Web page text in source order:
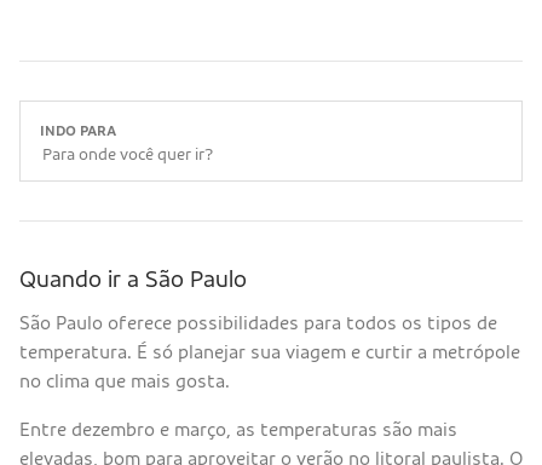
INDO PARA
Quando ir a São Paulo
São Paulo oferece possibilidades para todos os tipos de
temperatura. É só planejar sua viagem e curtir a metrópole
no clima que mais gosta.
Entre dezembro e março, as temperaturas são mais
elevadas, bom para aproveitar o verão no litoral paulista. O